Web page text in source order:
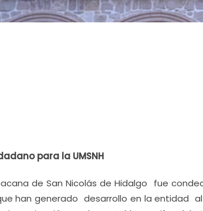
para la UMSNH
de San Nicolás de Hidalgo fue
han generado desarrollo en la entidad